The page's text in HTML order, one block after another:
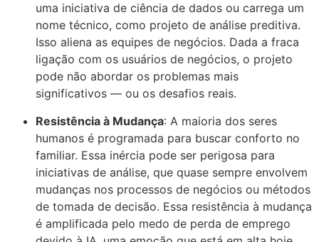
uma iniciativa de ciência de dados ou carrega um
nome técnico, como projeto de análise preditiva.
Isso aliena as equipes de negócios. Dada a fraca
ligação com os usuários de negócios, o projeto
pode não abordar os problemas mais
significativos — ou os desafios reais.
Resistência à Mudança: A maioria dos seres
humanos é programada para buscar conforto no
familiar. Essa inércia pode ser perigosa para
iniciativas de análise, que quase sempre envolvem
mudanças nos processos de negócios ou métodos
de tomada de decisão. Essa resistência à mudança
é amplificada pelo medo de perda de emprego